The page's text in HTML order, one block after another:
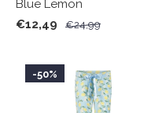
Blue Lemon
€12,49
€24,99
-50%